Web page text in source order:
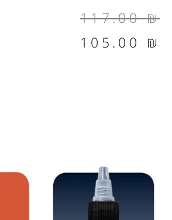
117.00₪
המחיר
המקורי
105.00 ₪
המחיר
הנוכחי